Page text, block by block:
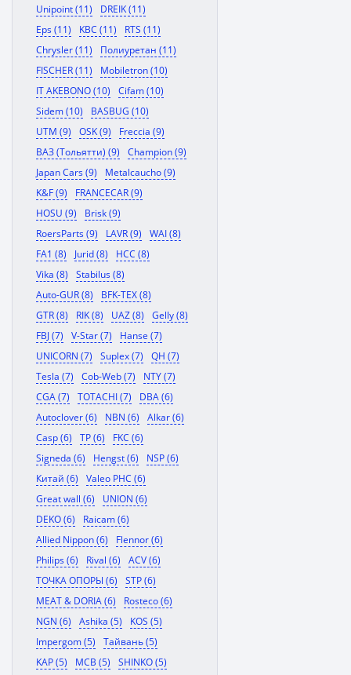
Unipoint (11)
DREIK (11)
Eps (11)
KBC (11)
RTS (11)
Chrysler (11)
Полиуретан (11)
FISCHER (11)
Mobiletron (10)
IT AKEBONO (10)
Cifam (10)
Sidem (10)
BASBUG (10)
UTM (9)
OSK (9)
Freccia (9)
ВАЗ (Тольятти) (9)
Champion (9)
Japan Cars (9)
Metalcaucho (9)
K&F (9)
FRANCECAR (9)
HOSU (9)
Brisk (9)
RoersParts (9)
LAVR (9)
WAI (8)
FA1 (8)
Jurid (8)
HCC (8)
Vika (8)
Stabilus (8)
Auto-GUR (8)
BFK-TEX (8)
GTR (8)
RIK (8) UAZ (8)
Gelly (8)
FBJ (7)
V-Star (7)
Hanse (7)
UNICORN (7)
Suplex (7)
QH (7)
Tesla (7)
Cob-Web (7)
NTY (7)
CGA (7)
TOTACHI (7)
DBA (6)
Autoclover (6)
NBN (6)
Alkar (6)
Casp (6)
TP (6)
FKC (6)
Signeda (6)
Hengst (6)
NSP (6)
Китай (6)
Valeo PHC (6)
Great wall (6)
UNION (6)
DEKO (6)
Raicam (6)
Allied Nippon (6)
Flennor (6)
Philips (6)
Rival (6)
ACV (6)
ТОЧКА ОПОРЫ (6)
STP (6)
MEAT & DORIA (6)
Rosteco (6)
NGN (6)
Ashika (5)
KOS (5)
Impergom (5)
Тайвань (5)
KAP (5)
MCB (5)
SHINKO (5)